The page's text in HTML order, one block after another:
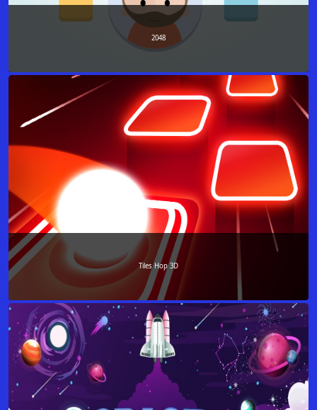
2048
Tiles Hop 3D